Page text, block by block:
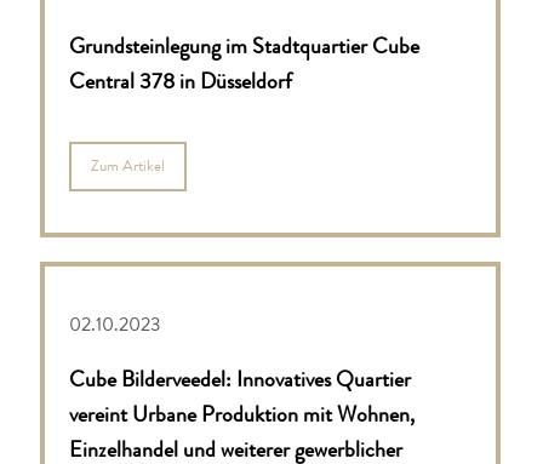
Grundsteinlegung im Stadtquartier Cube
Central 378 in Düsseldorf
Zum Artikel
02.10.2023
Cube Bilderveedel: Innovatives Quartier
vereint Urbane Produktion mit Wohnen,
Einzelhandel und weiterergewerblicher